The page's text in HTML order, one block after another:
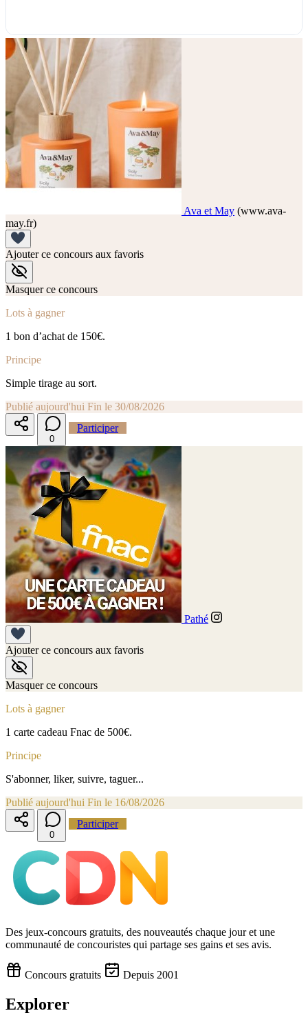
Ava et May (www.ava-
may.fr)
Ajouter ce concours aux favoris
Masquer ce concours
Lots à gagner
1 bon d’achat de 150€.
Principe
Simple tirage au sort.
Publié aujourd'hui Fin le 30/08/2026
0
Participer
Pathé
Ajouter ce concours aux favoris
Masquer ce concours
Lots à gagner
1 carte cadeau Fnac de 500€.
Principe
S'abonner, liker, suivre, taguer...
Publié aujourd'hui Fin le 16/08/2026
0
Participer
Des jeux-concours gratuits, des nouveautés chaque jour et une
communauté de concouristes qui partage ses gains et ses avis.
Concours gratuits Depuis 2001
Explorer